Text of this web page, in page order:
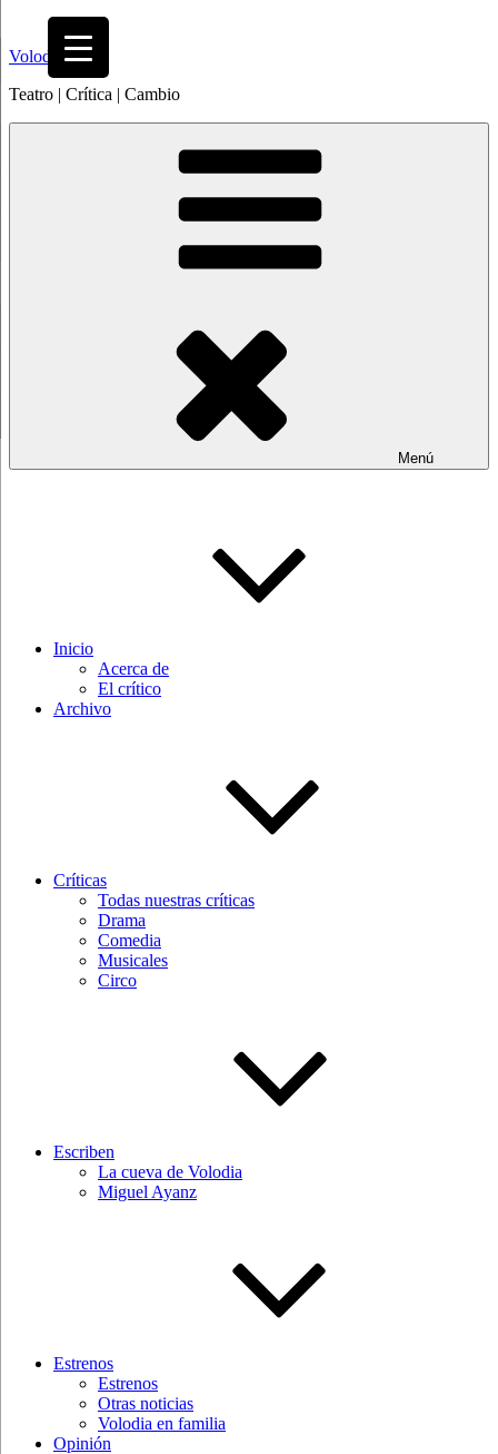
contenido
Volodia
Teatro | Crítica | Cambio
Menú
Inicio
Acerca de
El crítico
Archivo
Críticas
Todas nuestras críticas
Drama
Comedia
Musicales
Circo
Escriben
La cueva de Volodia
Miguel Ayanz
Estrenos
Estrenos
Otras noticias
Volodia en familia
Opinión